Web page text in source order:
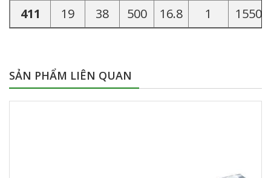
411
19 38 500 16.8 1 1550
SẢN PHẨM LIÊN QUAN